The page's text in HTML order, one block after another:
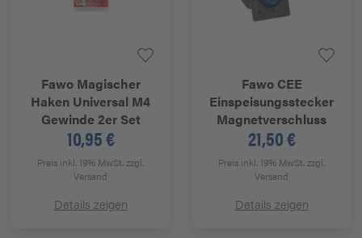
FawoMagischer
Haken Universal M4
Gewinde 2er Set
10,95 €
Preis inkl. 19% MwSt.zzgl.
Versand
Details zeigen
FawoCEE
Einspeisungsstecker
Magnetverschluss
21,50 €
Preis inkl. 19% MwSt.zzgl.
Versand
Details zeigen